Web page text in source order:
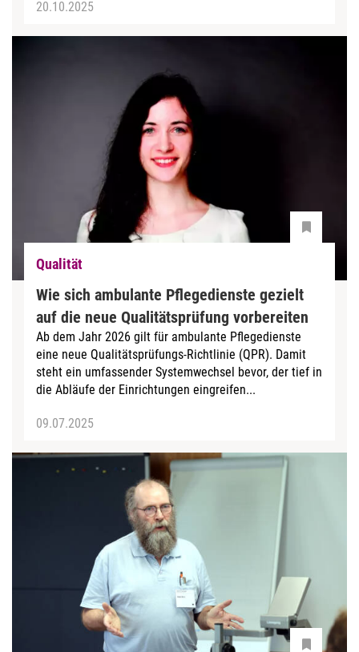
20.10.2025
Qualität
Wie sich ambulante Pflegedienste gezielt
auf die neue Qualitätsprüfung vorbereiten
Ab dem Jahr 2026 gilt für ambulante Pflegedienste
eine neue Qualitätsprüfungs-Richtlinie (QPR). Damit
steht ein umfassender Systemwechsel bevor, der tief in
die Abläufe der Einrichtungen eingreifen...
09.07.2025